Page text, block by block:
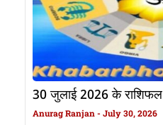
30 जुलाई 2026 के राशिफल
Anurag Ranjan July 30, 2026